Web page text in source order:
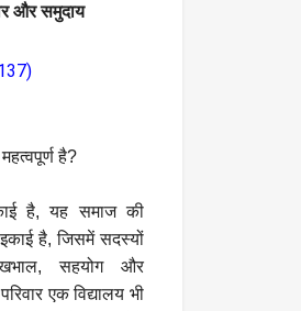
और समुदाय
है?
है, यह समाज की
है, जिसमें सदस्यों
सहयोग और
एक विद्यालय भी